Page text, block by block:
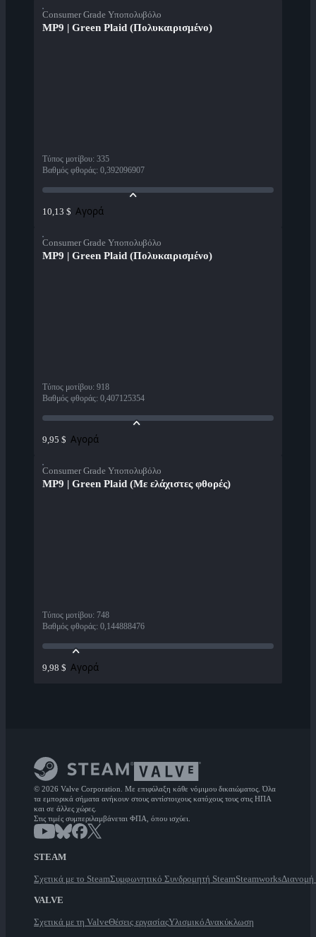
Consumer Grade Υποπολυβόλο
MP9 | Green Plaid (Πολυκαιρισμένο)
Τύπος μοτίβου: 335
Βαθμός φθοράς: 0,392096907
10,13 $ Αγορά
Consumer Grade Υποπολυβόλο
MP9 | Green Plaid (Πολυκαιρισμένο)
Τύπος μοτίβου: 918
Βαθμός φθοράς: 0,407125354
9,95 $ Αγορά
Consumer Grade Υποπολυβόλο
MP9 | Green Plaid (Με ελάχιστες φθορές)
Τύπος μοτίβου: 748
Βαθμός φθοράς: 0,144888476
9,98 $ Αγορά
© 2026 Valve Corporation. Με επιφύλαξη κάθε νόμιμου δικαιώματος. Όλα
τα εμπορικά σήματα ανήκουν στους αντίστοιχους κατόχους τους στις ΗΠΑ
και σε άλλες χώρες.
Στις τιμές συμπεριλαμβάνεται ΦΠΑ, όπου ισχύει.
STEAM
Σχετικά με το SteamΣυμφωνητικό Συνδρομητή SteamSteamworksΔιανομή
VALVE
Σχετικά με τη ValveΘέσεις εργασίαςΥλισμικόΑνακύκλωση